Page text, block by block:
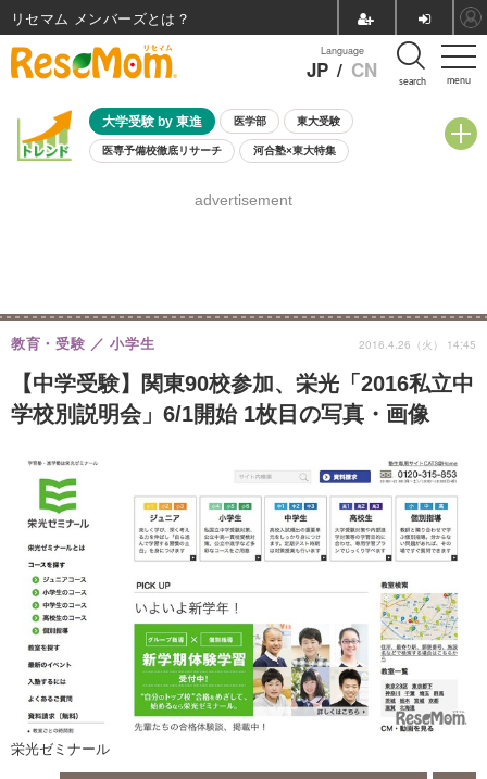
menu
Language
JP / CN search
大学受験 by 東進 医学部 東大受験
医専予備校徹底リサーチ 河合塾×東大特集
8月開催学校説明会・相談会
advertisement
【中学受験】関東90校参加、栄光「2016私立中
学校別説明会」6/1開始 1枚目の写真・画像
教育・受験 小学生 2016.4.26（火） 14:45
栄光ゼミナール
リセマム メンバーズ